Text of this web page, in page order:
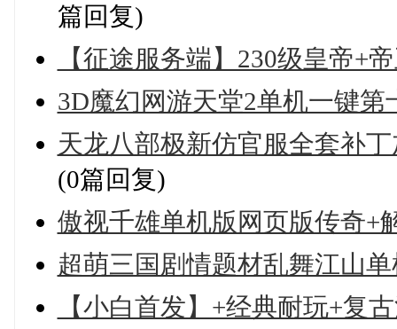
篇回复)
【征途服务端】230级皇帝+
3D魔幻网游天堂2单机一键
天龙八部极新仿官服全套补
(0篇回复)
傲视千雄单机版网页版传奇+
超萌三国剧情题材乱舞江山
【小白首发】+经典耐玩+复